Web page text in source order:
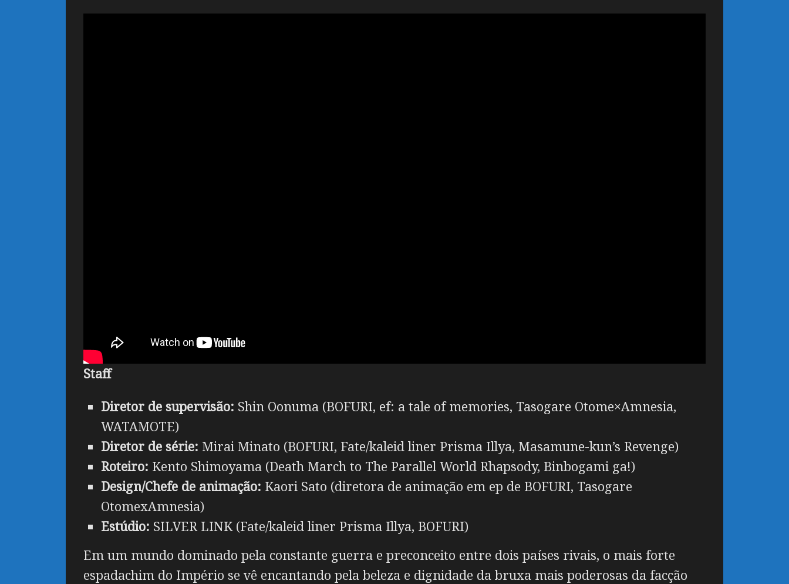
Staff
Diretor de supervisão: Shin Oonuma (BOFURI, ef: a tale of memories, Tasogare Otome×Amnesia,
WATAMOTE)
Diretor de série: Mirai Minato (BOFURI, Fate/kaleid liner Prisma Illya, Masamune-kun’s Revenge)
Roteiro: Kento Shimoyama (Death March to The Parallel World Rhapsody, Binbogami ga!)
Design/Chefe de animação: Kaori Sato (diretora de animação em ep de BOFURI, Tasogare
OtomexAmnesia)
Estúdio: SILVER LINK (Fate/kaleid liner Prisma Illya, BOFURI)
Em um mundo dominado pela constante guerra e preconceito entre dois países rivais, o mais forte
espadachim do Império se vê encantando pela beleza e dignidade da bruxa mais poderosas da facção